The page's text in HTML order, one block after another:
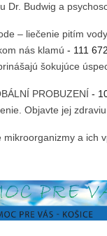
Dr. Budwig a
– liečenie pitím vody
nás klamú - 111
šokujúce
PROBUZENÍ -
Objavte jej
mikroorganizmy a ich